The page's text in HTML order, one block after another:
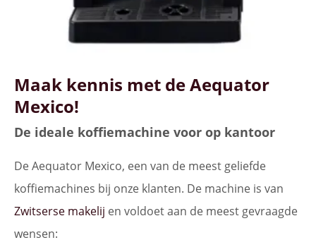
Maak kennis met de Aequator
Mexico!
De ideale koffiemachine voor op kantoor
De Aequator Mexico, een van de meest geliefde
koffiemachines bij onze klanten. De machine is van
Zwitserse makelij en voldoet aan de meest gevraagde
wensen: